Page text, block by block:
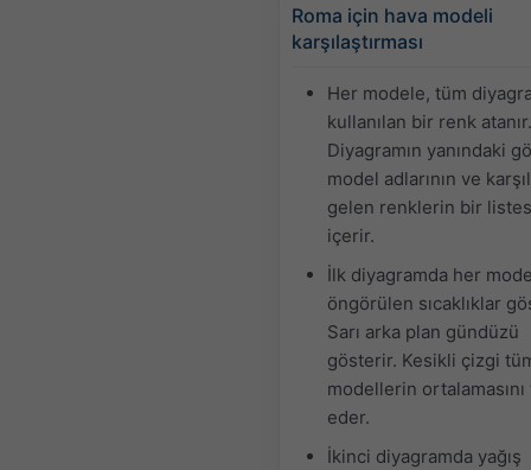
Roma için hava modeli
karşılaştırması
Her modele, tüm
kullanılan bir renk atanır.
Diyagramın yanındaki
model adlarının ve
gelen renklerin bir
içerir.
İlk diyagramda her
öngörülen sıcaklıklar
Sarı arka plan gündüzü
gösterir. Kesikli çizgi
modellerin
eder.
İkinci diyagramda yağış